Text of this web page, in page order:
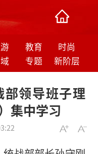
教育
时尚
专题 新阶层
领导班子理
集中学习